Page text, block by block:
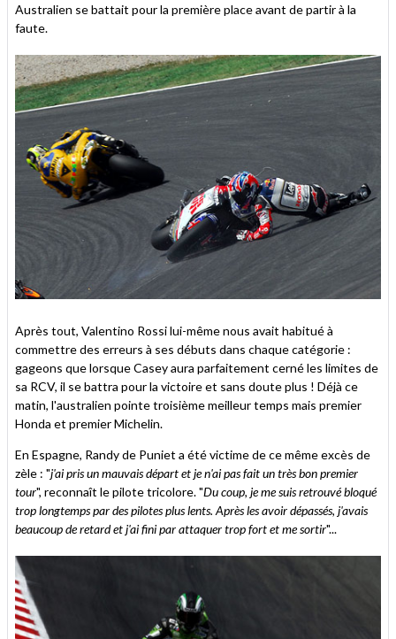
Australien se battait pour la première place avant de partir à la
faute.
Après tout, Valentino Rossi lui-même nous avait habitué à
commettre des erreurs à ses débuts dans chaque catégorie :
gageons que lorsque Casey aura parfaitement cerné les limites de
sa RCV, il se battra pour la victoire et sans doute plus ! Déjà ce
matin, l'australien pointe troisième meilleur temps mais premier
Honda et premier Michelin.
En Espagne, Randy de Puniet a été victime de ce même excès de
zèle : "j'ai pris un mauvais départ et je n'ai pas fait un très bon premier
tour", reconnaît le pilote tricolore. "Du coup, je me suis retrouvé bloqué
trop longtemps par des pilotes plus lents. Après les avoir dépassés, j'avais
beaucoup de retard et j'ai fini par attaquer trop fort et me sortir"...